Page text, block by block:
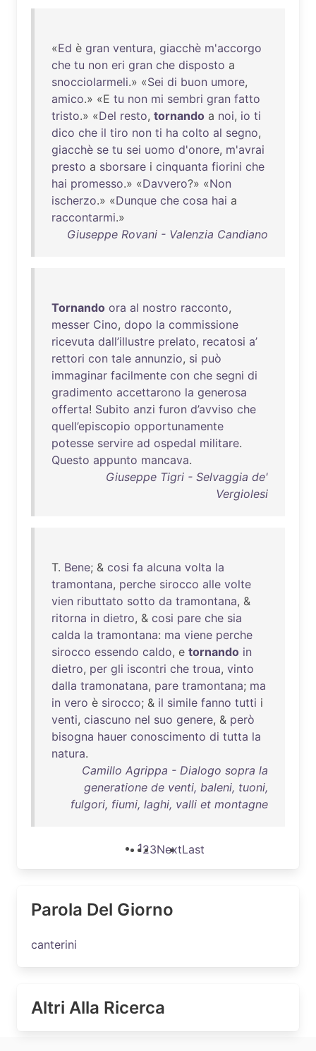
«Ed è gran ventura, giacchè m'accorgo
che tu non eri gran che disposto a
snocciolarmeli.» «Sei di buon umore,
amico.» «E tu non mi sembri gran fatto
tristo.» «Del resto, tornando a noi, io ti
dico che il tiro non ti ha colto al segno,
giacchè se tu sei uomo d'onore, m'avrai
presto a sborsare i cinquanta fiorini che
hai promesso.» «Davvero?» «Non
ischerzo.» «Dunque che cosa hai a
raccontarmi.»
Giuseppe Rovani - Valenzia Candiano
Tornando ora al nostro racconto,
messer Cino, dopo la commissione
ricevuta dall’illustre prelato, recatosi a’
rettori con tale annunzio, si può
immaginar facilmente con che segni di
gradimento accettarono la generosa
offerta! Subito anzi furon d’avviso che
quell’episcopio opportunamente
potesse servire ad ospedal militare.
Questo appunto mancava.
Giuseppe Tigri - Selvaggia de'
Vergiolesi
T. Bene; & cosi fa alcuna volta la
tramontana, perche sirocco alle volte
vien ributtato sotto da tramontana, &
ritorna in dietro, & cosi pare che sia
calda la tramontana: ma viene perche
sirocco essendo caldo, e tornando in
dietro, per gli iscontri che troua, vinto
dalla tramonatana, pare tramontana; ma
in vero è sirocco; & il simile fanno tutti i
venti, ciascuno nel suo genere, & però
bisogna hauer conoscimento di tutta la
natura.
Camillo Agrippa - Dialogo sopra la
generatione de venti, baleni, tuoni,
fulgori, fiumi, laghi, valli et montagne
123NextLast
Parola Del Giorno
canterini
Altri Alla Ricerca